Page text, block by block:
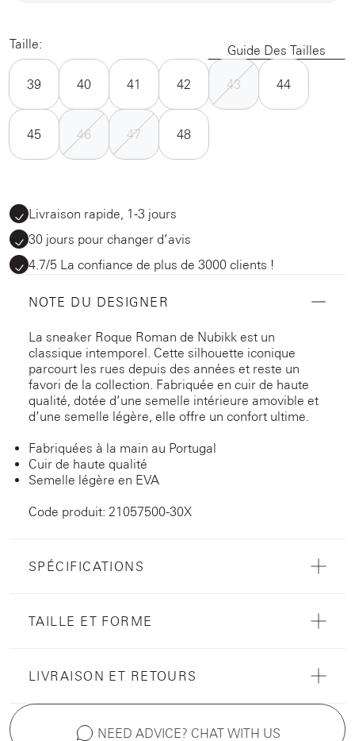
Taille: Guide Des Tailles
39 40 41 42 43 44
45 46 47 48
Livraison rapide, 1-3 jours
30 jours pour changer d’avis
4.7/5 La confiance de plus de 3000 clients !
NOTE DU DESIGNER
La sneaker Roque Roman de Nubikk est un
classique intemporel. Cette silhouette iconique
parcourt les rues depuis des années et reste un
favori de la collection. Fabriquée en cuir de haute
qualité, dotée d’une semelle intérieure amovible et
d’une semelle légère, elle offre un confort ultime.
Fabriquées à la main au Portugal
Cuir de haute qualité
Semelle légère en EVA
Code produit: 21057500-30X
SPÉCIFICATIONS
TAILLE ET FORME
LIVRAISON ET RETOURS
NEED ADVICE? CHAT WITH US